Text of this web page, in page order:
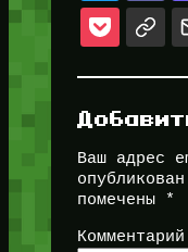
Ваш адрес
помечены
*
Комментарий